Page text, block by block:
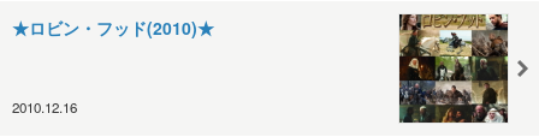
★ロビン・フッド(2010)★
2010.12.16